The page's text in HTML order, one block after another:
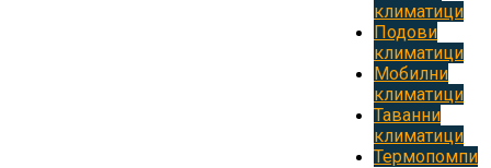
климатици
Подови
климатици
Мобилни
климатици
Таванни
климатици
Термопомпи